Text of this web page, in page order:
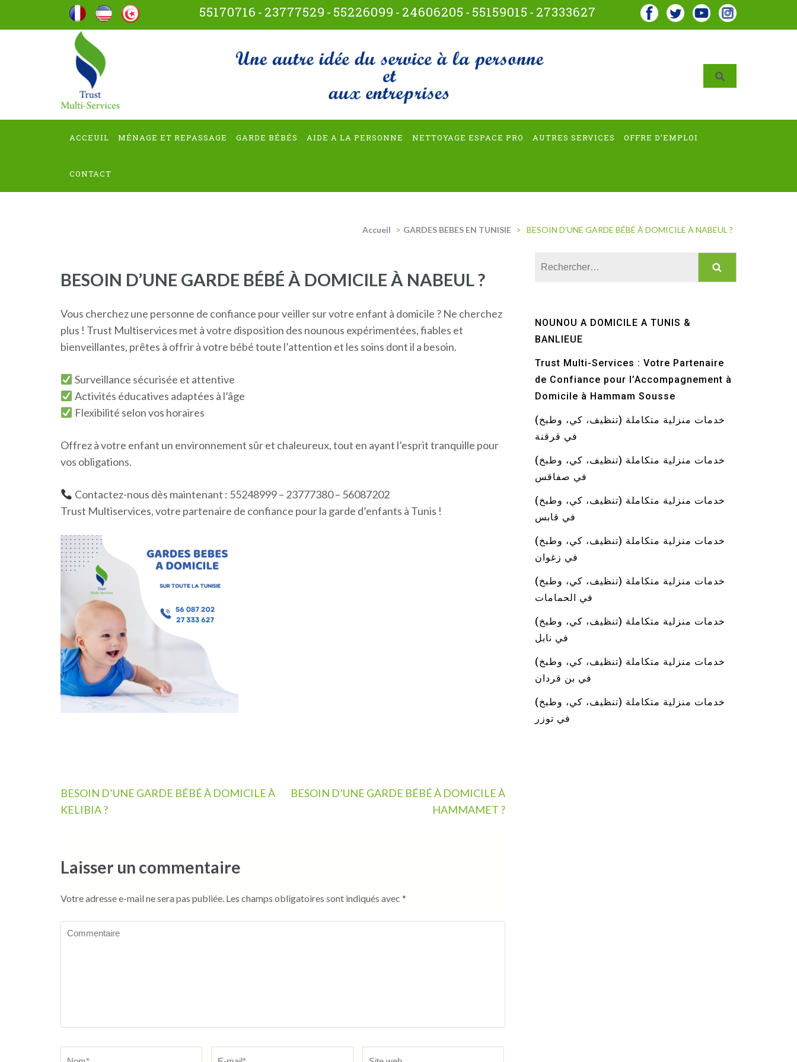
55170716 - 23777529 - 55226099 - 24606205 - 55159015 - 27333627
trust-multiservices
ACCEUIL MÉNAGE ET REPASSAGE GARDE BÉBÉS AIDE A LA PERSONNE NETTOYAGE ESPACE PRO AUTRES SERVICES OFFRE D’EMPLOI
CONTACT
Accueil > GARDES BEBES EN TUNISIE > BESOIN D’UNE GARDE BÉBÉ À DOMICILE À NABEUL ?
BESOIN D’UNE GARDE BÉBÉ À DOMICILE À NABEUL ?
Vous cherchez une personne de confiance pour veiller sur votre enfant à domicile ? Ne cherchez
plus ! Trust Multiservices met à votre disposition des nounous expérimentées, fiables et
bienveillantes, prêtes à offrir à votre bébé toute l’attention et les soins dont il a besoin.
Surveillance sécurisée et attentive
Activités éducatives adaptées à l’âge
Flexibilité selon vos horaires
Offrez à votre enfant un environnement sûr et chaleureux, tout en ayant l’esprit tranquille pour
vos obligations.
Contactez-nous dès maintenant : 55248999 – 23777380 – 56087202
Trust Multiservices, votre partenaire de confiance pour la garde d’enfants à Tunis !
Navigation
de
BESOIN D’UNE GARDE BÉBÉ À DOMICILE À
KELIBIA ?
BESOIN D’UNE GARDE BÉBÉ À DOMICILE À
HAMMAMET ?
Laisser un commentaire
Votre adresse e-mail ne sera pas publiée. Les champs obligatoires sont indiqués avec *
Commentaire
Rechercher :
NOUNOU A DOMICILE A TUNIS &
BANLIEUE
Trust Multi-Services : Votre Partenaire
de Confiance pour l’Accompagnement à
Domicile à Hammam Sousse
خدمات منزلية متكاملة (تنظيف، كي، وطبخ)
في قرقنة
خدمات منزلية متكاملة (تنظيف، كي، وطبخ)
في صفاقس
خدمات منزلية متكاملة (تنظيف، كي، وطبخ)
في قابس
خدمات منزلية متكاملة (تنظيف، كي، وطبخ)
في زغوان
خدمات منزلية متكاملة (تنظيف، كي، وطبخ)
في الحمامات
خدمات منزلية متكاملة (تنظيف، كي، وطبخ)
في نابل
خدمات منزلية متكاملة (تنظيف، كي، وطبخ)
في بن قردان
خدمات منزلية متكاملة (تنظيف، كي، وطبخ)
في توزر